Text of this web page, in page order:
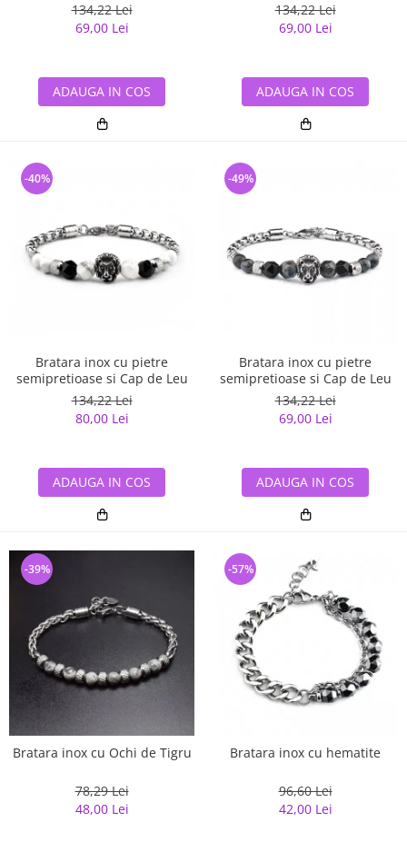
134,22 Lei
69,00 Lei
ADAUGA IN COS
134,22 Lei
69,00 Lei
ADAUGA IN COS
Bratara inox cu pietre
semipretioase si Cap de Leu
134,22 Lei
80,00 Lei
-40%
ADAUGA IN COS
Bratara inox cu pietre
semipretioase si Cap de Leu
134,22 Lei
69,00 Lei
-49%
ADAUGA IN COS
Bratara inox cu Ochi de Tigru
78,29 Lei
48,00 Lei
-39%
Bratara inox cu hematite
96,60 Lei
42,00 Lei
-57%